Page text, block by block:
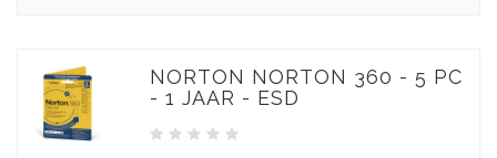
NORTON NORTON 360 - 5 PC
- 1 JAAR - ESD